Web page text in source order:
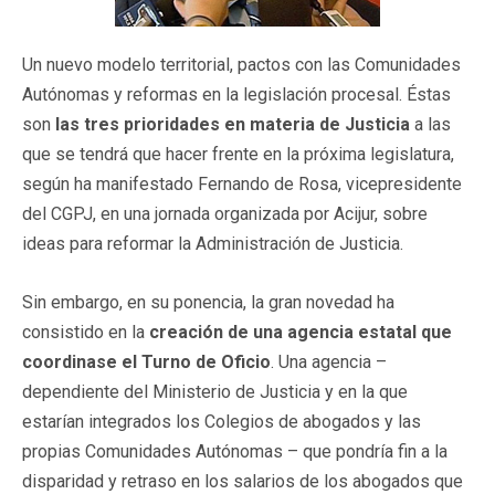
Un nuevo modelo territorial, pactos con las Comunidades
Autónomas y reformas en la legislación procesal. Éstas
son las tres prioridades en materia de Justicia a las
que se tendrá que hacer frente en la próxima legislatura,
según ha manifestado Fernando de Rosa, vicepresidente
del CGPJ, en una jornada organizada por Acijur, sobre
ideas para reformar la Administración de Justicia.
Sin embargo, en su ponencia, la gran novedad ha
consistido en la creación de una agencia estatal que
coordinase el Turno de Oficio. Una agencia –
dependiente del Ministerio de Justicia y en la que
estarían integrados los Colegios de abogados y las
propias Comunidades Autónomas – que pondría fin a la
disparidad y retraso en los salarios de los abogados que